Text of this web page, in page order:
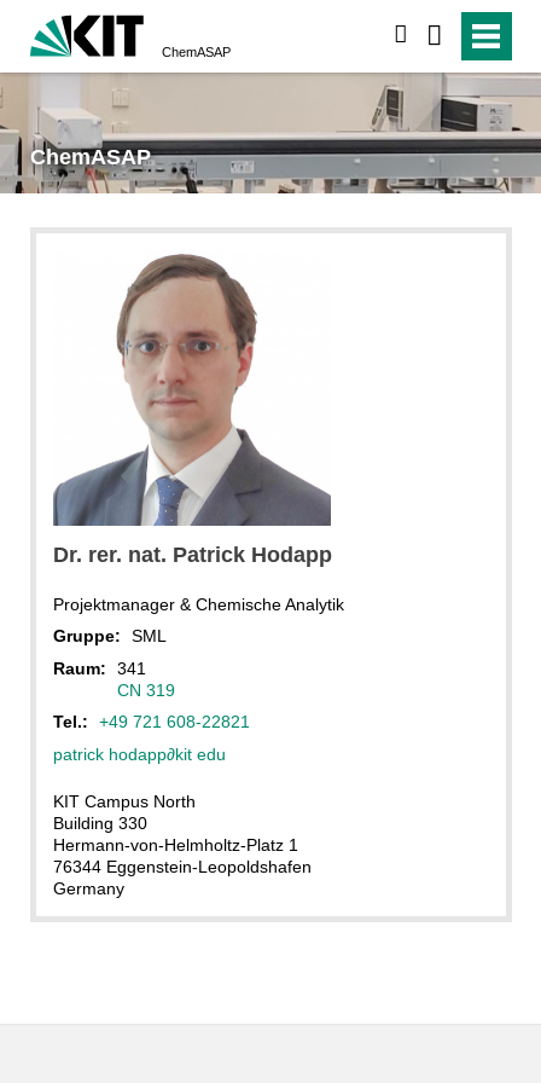
ChemASAP
ChemASAP
Dr. rer. nat. Patrick Hodapp
Projektmanager & Chemische Analytik
Gruppe:
SML
Raum:
341
CN 319
Tel.:
+49 721 608-22821
patrick hodapp∂kit edu
KIT Campus North
Building 330
Hermann-von-Helmholtz-Platz 1
76344 Eggenstein-Leopoldshafen
Germany